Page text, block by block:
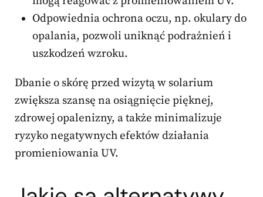
Odpowiednia ochrona oczu, np. okulary do
opalania, pozwoli uniknąć podrażnień i
uszkodzeń wzroku.
Dbanie o skórę przed wizytą w solarium
zwiększa szansę na osiągnięcie pięknej,
zdrowej opalenizny, a także minimalizuje
ryzyko negatywnych efektów działania
promieniowania UV.